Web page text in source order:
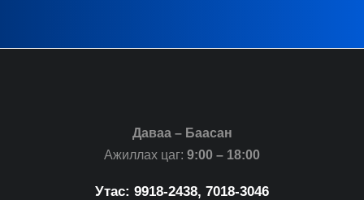
Даваа – Баасан
Ажиллах цаг: 9:00 – 18:00
Утас: 9918-2438, 7018-3046